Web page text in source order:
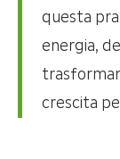
questa
energia,
crescita